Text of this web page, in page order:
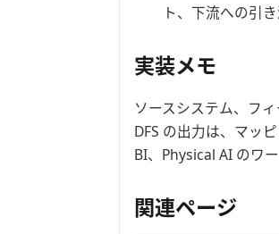
ト、下流への引き
実装メモ
ソースシステム、フ
DFS の出力は、マッ
BI、Physical AI のワ
関連ページ